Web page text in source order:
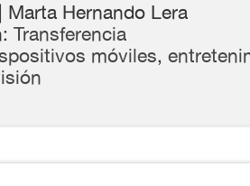
| Marta Hernando Lera
Transferencia
móviles,